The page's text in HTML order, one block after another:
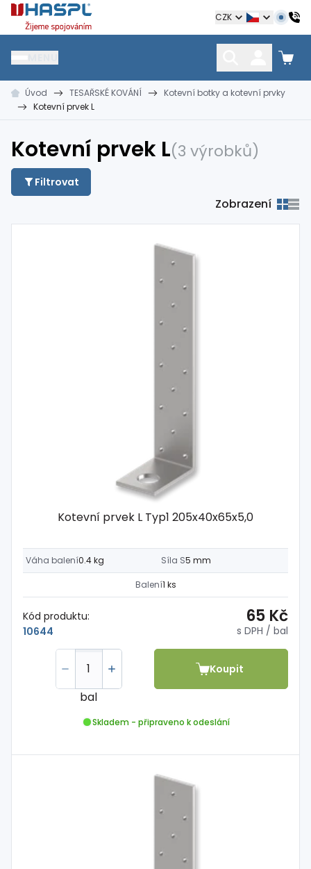
Hašpl CZK
HŘEBÍKY
kramle
SPOJOVACÍ MATERIÁL
vruty, šrouby, matice
KOTEVNÍ TECHNIKA
Úvod TESAŘSKÉ KOVÁNÍ
Kotevní botky a kotevní prvky
Kotevní prvek L
Kotevní prvek L(3 výrobků)
Filtrovat
Zobrazení
Kotevní prvek L Typ1 205x40x65x5,0
Váha balení0.4 kg Síla S5 mm
Balení1 ks
Kód produktu:
10644
65 Kč
s DPH / bal
bal
Koupit
Skladem - připraveno k odeslání